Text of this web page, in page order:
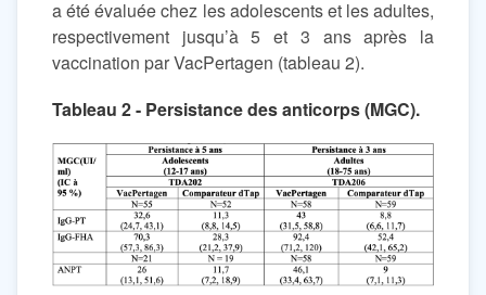
a été évaluée chez les adolescents et les adultes,
respectivement jusqu’à 5 et 3 ans après la
vaccination par VacPertagen (tableau 2).
Tableau 2 - Persistance des anticorps (MGC).